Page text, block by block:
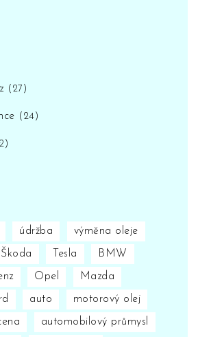
(27)
(24)
údržba výměna oleje
Škoda Tesla BMW
Opel Mazda
auto motorový olej
automobilový průmysl